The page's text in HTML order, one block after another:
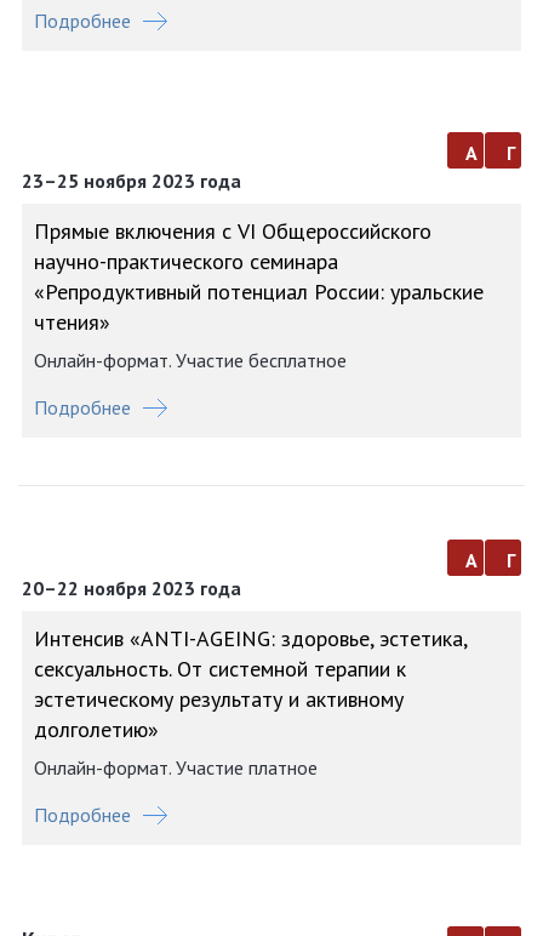
Подробнее
23–25 ноября 2023 года
а г
Прямые включения с VI Общероссийского
научно-практического семинара
«Репродуктивный потенциал России: уральские
чтения»
Онлайн-формат. Участие бесплатное
Подробнее
20–22 ноября 2023 года
а г
Интенсив «АNTI-AGEING: здоровье, эстетика,
сексуальность. От системной терапии к
эстетическому результату и активному
долголетию»
Онлайн-формат. Участие платное
Подробнее